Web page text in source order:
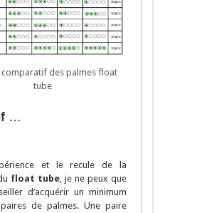
des palmes float
tube
…
et le recule de la
float tube, je ne peux que
d’acquérir un minimum
de palmes. Une paire